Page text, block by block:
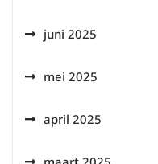
juni 2025
mei 2025
april 2025